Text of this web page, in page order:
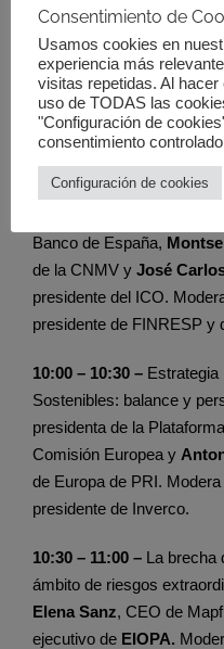
programa del evento es el
8:45 –Recepción de
9:15 –Apertura del evento
9:30 – 10:00 – Retos y
Banco de España,
de la CNMV y José
presidente del ICO.
presidente de FINRESP y
10:00 – 10:30 – Estrategia
Sostenibles: balance y
presidenta de la
Comisión Europea y
de Europa de PRI. Modera
presidente de Inverco.
10:30 – 11:00 – La brecha
ámbito de riesgos
Elena Sanz, CEO de
ejecutivo de EIOPA.
Consentimiento de
Usamos cookies en
experiencia más
visitas repetidas. Al
uso de TODAS las
"Configuración de
consentimiento
Configuración de cookies